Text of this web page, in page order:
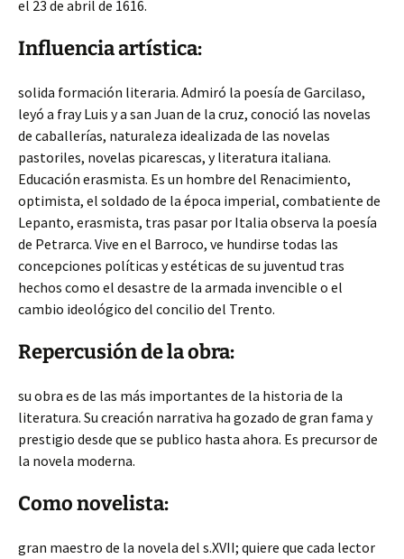
el 23 de abril de 1616.
Influencia artística:
solida formación literaria. Admiró la poesía de Garcilaso,
leyó a fray Luis y a san Juan de la cruz, conoció las novelas
de caballerías, naturaleza idealizada de las novelas
pastoriles, novelas picarescas, y literatura italiana.
Educación erasmista. Es un hombre del Renacimiento,
optimista, el soldado de la época imperial, combatiente de
Lepanto, erasmista, tras pasar por Italia observa la poesía
de Petrarca. Vive en el Barroco, ve hundirse todas las
concepciones políticas y estéticas de su juventud tras
hechos como el desastre de la armada invencible o el
cambio ideológico del concilio del Trento.
Repercusión de la obra:
su obra es de las más importantes de la historia de la
literatura. Su creación narrativa ha gozado de gran fama y
prestigio desde que se publico hasta ahora. Es precursor de
la novela moderna.
Como novelista:
gran maestro de la novela del s.XVII; quiere que cada lector